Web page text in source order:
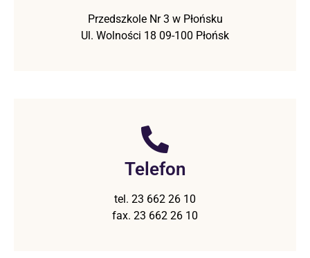
Przedszkole Nr 3 w Płońsku
Ul. Wolności 18 09-100 Płońsk
Telefon
tel. 23 662 26 10
fax. 23 662 26 10